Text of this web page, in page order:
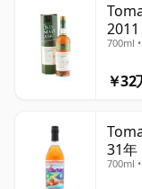
700ml
￥32
31年
700ml